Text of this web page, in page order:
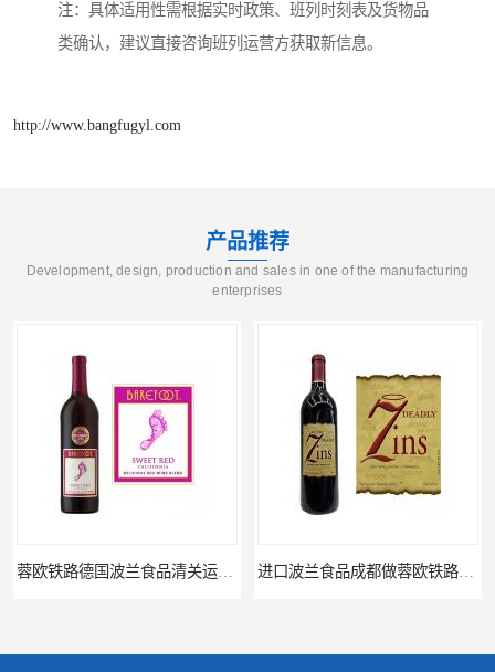
注：具体适用性需根据实时政策、班列时刻表及货物品
类确认，建议直接咨询班列运营方获取新信息。
http://www.bangfugyl.com
产品推荐
Development, design, production and sales in one of the manufacturing
enterprises
进口波兰食品成都做蓉欧铁路代理的公司